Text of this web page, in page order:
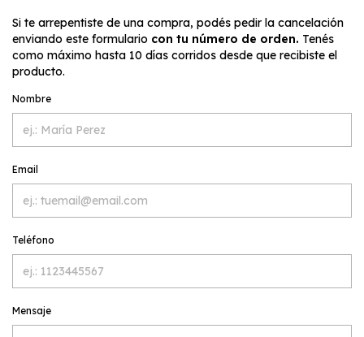
Si te arrepentiste de una compra, podés pedir la cancelación
enviando este formulario con tu número de orden. Tenés
como máximo hasta 10 días corridos desde que recibiste el
producto.
Nombre
Email
Teléfono
Mensaje